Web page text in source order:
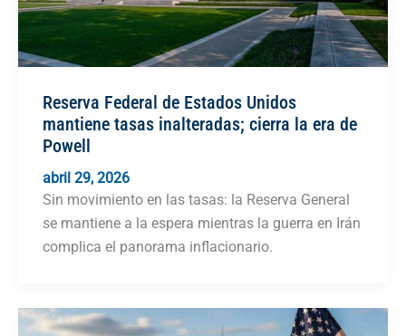
Reserva Federal de Estados Unidos
mantiene tasas inalteradas; cierra la era de
Powell
abril 29, 2026
Sin movimiento en las tasas: la Reserva General
se mantiene a la espera mientras la guerra en Irán
complica el panorama inflacionario.